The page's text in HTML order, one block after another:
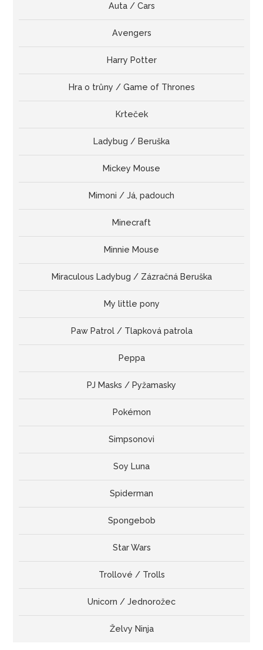
Auta / Cars
Avengers
Harry Potter
Hra o trůny / Game of Thrones
Krteček
Ladybug / Beruška
Mickey Mouse
Mimoni / Já, padouch
Minecraft
Minnie Mouse
Miraculous Ladybug / Zázračná Beruška
My little pony
Paw Patrol / Tlapková patrola
Peppa
PJ Masks / Pyžamasky
Pokémon
Simpsonovi
Soy Luna
Spiderman
Spongebob
Star Wars
Trollové / Trolls
Unicorn / Jednorožec
Želvy Ninja